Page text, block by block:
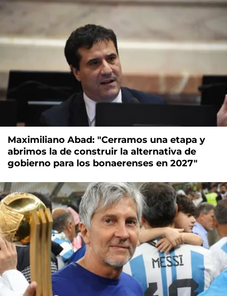
Maximiliano Abad: "Cerramos una etapa y
abrimos la de construir la alternativa de
gobierno para los bonaerenses en 2027"